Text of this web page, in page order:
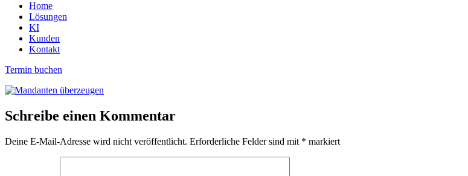
Home
Lösungen
KI
Kunden
Kontakt
Termin buchen
Schreibe einen Kommentar
Deine E-Mail-Adresse wird nicht veröffentlicht. Erforderliche Felder sind mit * markiert